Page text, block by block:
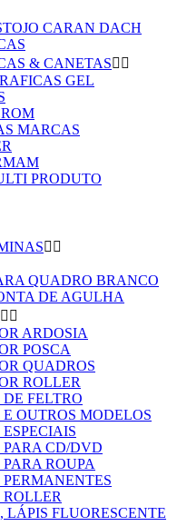
CARAN DACH
& CANETAS 
GEL
MARCAS
PRODUTO
 
QUADRO BRANCO
DE AGULHA
 
ARDOSIA
POSCA
QUADROS
ROLLER
FELTRO
OUTROS MODELOS
CD/DVD
ROUPA
LÁPIS FLUORESCENTE